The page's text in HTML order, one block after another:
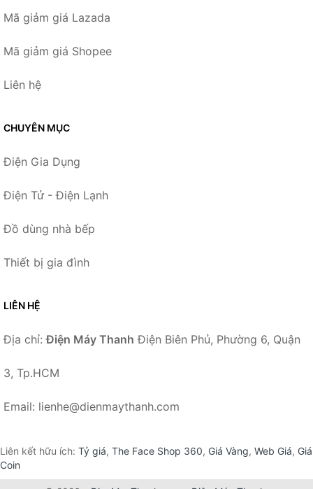
Mã giảm giá Lazada
Mã giảm giá Shopee
Liên hệ
CHUYÊN MỤC
Điện Gia Dụng
Điện Tử - Điện Lạnh
Đồ dùng nhà bếp
Thiết bị gia đình
LIÊN HỆ
Địa chỉ:Điện Máy Thanh Điện Biên Phủ, Phường 6, Quận
3, Tp.HCM
Email: lienhe@dienmaythanh.com
Liên kết hữu ích: Tỷ giá, The Face Shop 360, Giá Vàng, Web Giá, Giá
Coin